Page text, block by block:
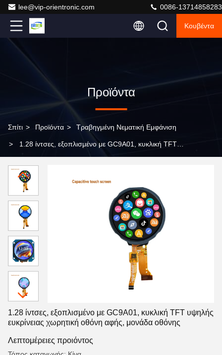
lee@vip-orientronic.com 0086-13714858283
Κουβέντα
Προϊόντα
Σπίτι > Προϊόντα > Τραβηγμένη Νεματική Εμφάνιση
> 1.28 ίντσες, εξοπλισμένο με GC9A01, κυκλική TFT
οθόνης
1.28 ίντσες, εξοπλισμένο με GC9A01, κυκλική TFT υψηλής
ευκρίνειας χωρητική οθόνη αφής, μονάδα οθόνης
Λεπτομέρειες προιόντος